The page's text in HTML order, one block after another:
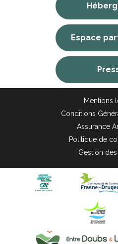
Espace
Mentions
Conditions
Assurance
Politique de
Gestion